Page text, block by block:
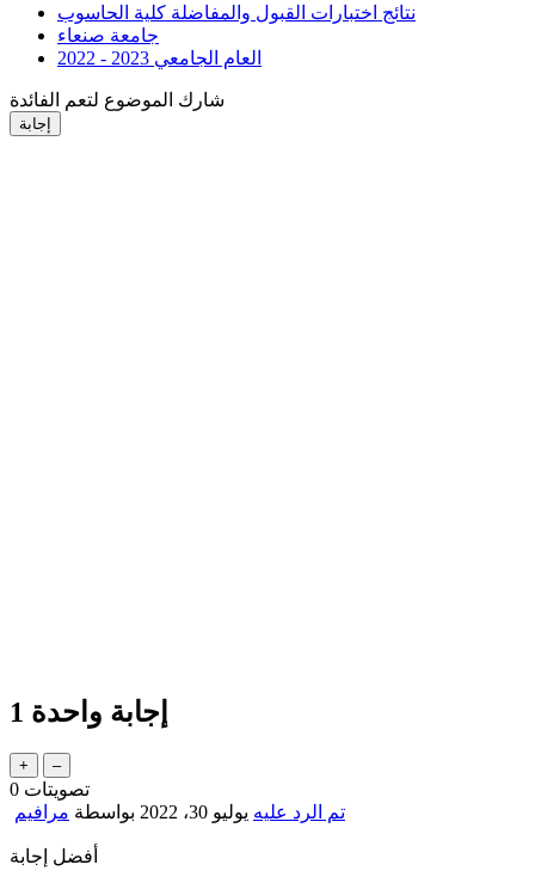
نتائج اختبارات القبول والمفاضلة كلية الحاسوب
جامعة صنعاء
العام الجامعي 2023 - 2022
شارك الموضوع لتعم الفائدة
1 إجابة واحدة
0 تصويتات
تم الرد عليه يوليو 30، 2022 بواسطة مرافيم
أفضل إجابة